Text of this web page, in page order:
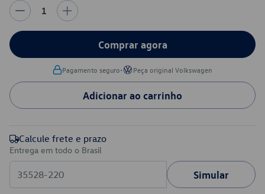
1
Comprar agora
Pagamento seguro• Peça original Volkswagen
Adicionar ao carrinho
Calcule frete e prazo
Entrega em todo o Brasil
Simular